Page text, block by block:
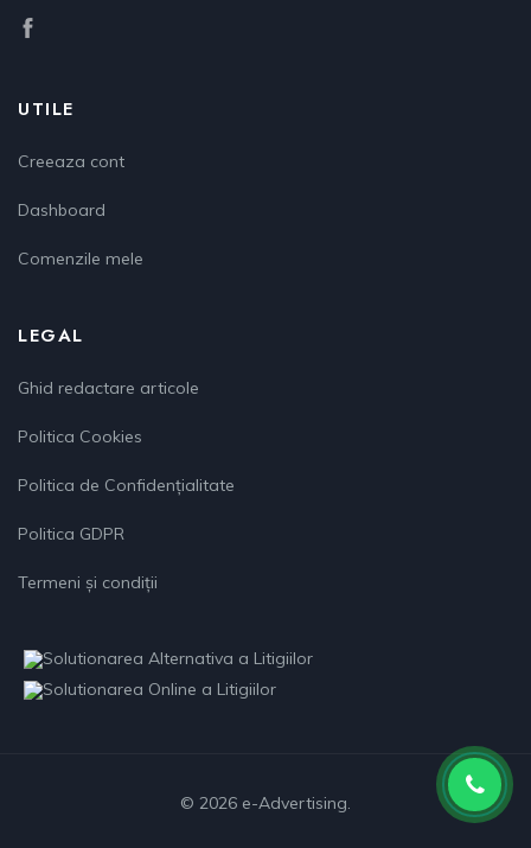
UTILE
Creeaza cont
Dashboard
Comenzile mele
LEGAL
Ghid redactare articole
Politica Cookies
Politica de Confidențialitate
Politica GDPR
Termeni și condiții
© 2026 e-Advertising.